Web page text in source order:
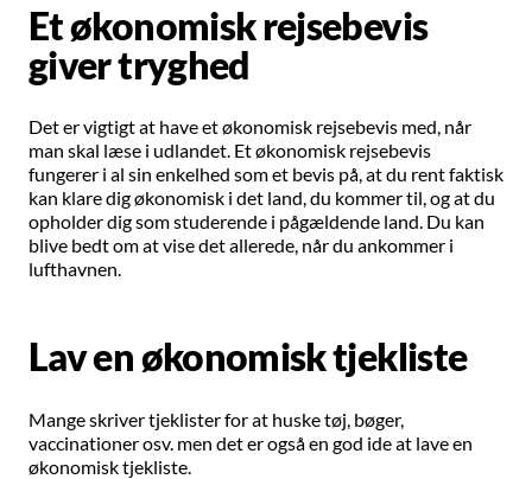
Et økonomisk rejsebevis
giver tryghed
Det er vigtigt at have et økonomisk rejsebevis med, når
man skal læse i udlandet. Et økonomisk rejsebevis
fungerer i al sin enkelhed som et bevis på, at du rent faktisk
kan klare dig økonomisk i det land, du kommer til, og at du
opholder dig som studerende i pågældende land. Du kan
blive bedt om at vise det allerede, når du ankommer i
lufthavnen.
Lav en økonomisk tjekliste
Mange skriver tjeklister for at huske tøj, bøger,
vaccinationer osv. men det er også en god ide at lave en
økonomisk tjekliste.